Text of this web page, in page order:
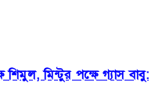
শিমুল, মিন্টুর পক্ষে গ্যাস বাবু: